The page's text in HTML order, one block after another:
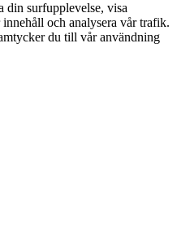
din surfupplevelse, visa
och analysera vår trafik.
du till vår användning